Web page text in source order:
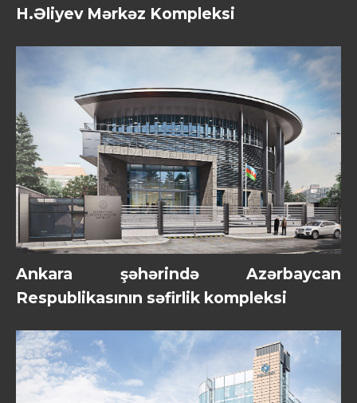
H.Əliyev Mərkəz Kompleksi
Ankara şəhərində Azərbaycan
Respublikasının səfirlik kompleksi